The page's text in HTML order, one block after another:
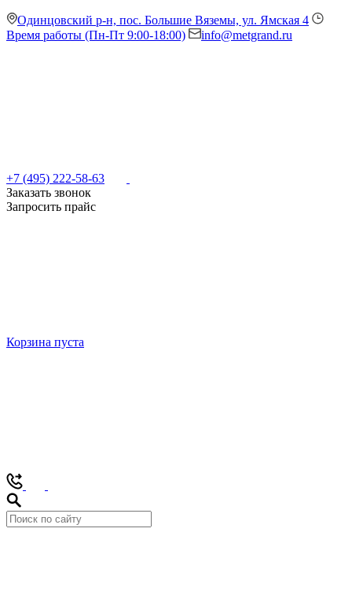
Одинцовский р-н, пос. Большие Вяземы, ул. Ямская 4
Время работы (Пн-Пт 9:00-18:00)
info@metgrand.ru
+7 (495) 222-58-63
Заказать звонок
Запросить прайс
Корзина пуста